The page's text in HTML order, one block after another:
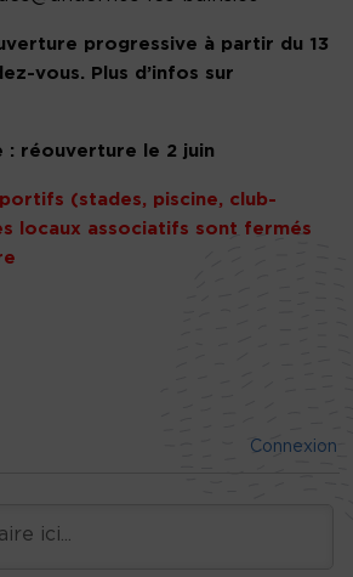
progressive à partir du 13
vous. Plus d’infos sur
: réouverture le 2 juin
(stades, piscine, club-
locaux associatifs sont fermés
Connexion